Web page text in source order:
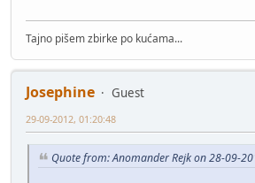
Tajno pišem zbirke po kućama...
Josephine
Guest
29-09-2012, 01:20:48
Quote from: Anomander Rejk on 28-09-